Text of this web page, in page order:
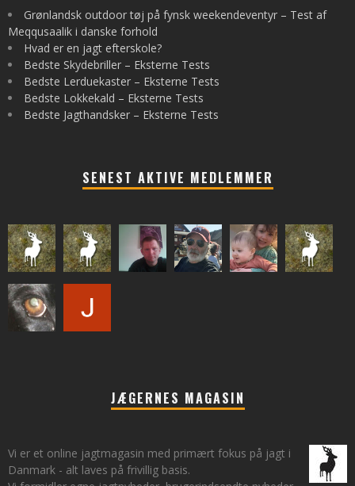
Grønlandsk outdoor tøj på fynsk weekendeventyr – Test af
Meqqusaalik i danske forhold
Hvad er en jagt efterskole?
Bedste Skydebriller – Eksterne Tests
Bedste Lerduekaster – Eksterne Tests
Bedste Lokkekald – Eksterne Tests
Bedste Jagthandsker – Eksterne Tests
SENEST AKTIVE MEDLEMMER
JÆGERNES MAGASIN
Vi er et online jagtmagasin med primært fokus på jagt i
Danmark - alt laves på frivillig basis.